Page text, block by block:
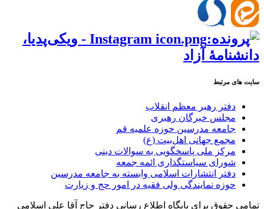
سایت های مرتبط
دفتر رهبر معظم انقلاب
مجلس خبرگان رهبری
جامعه مدرسین حوزه علمیه قم
مجمع جهانی اهل‌بیت (ع)
مرکز ملی پاسخگویی به سوالات دینی
شورای سیاستگذاری ائمه جمعه
دفتر انتشارات اسلامی وابسته به جامعه مدرسین
حوزه نمایندگی ولی فقیه در امور حج و زیارت
تمامی حقوق برای پایگاه اطلاع رسانی دفتر حاج آقا علی اسلامی